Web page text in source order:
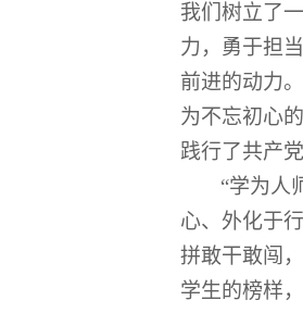
我们树立了
力，勇于担
前进的动力
为不忘初心
践行了共产
“学为人
心、外化于
拼敢干敢闯
学生的榜样